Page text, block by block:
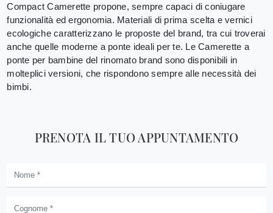
Compact Camerette propone, sempre capaci di coniugare
funzionalità ed ergonomia. Materiali di prima scelta e vernici
ecologiche caratterizzano le proposte del brand, tra cui troverai
anche quelle moderne a ponte ideali per te. Le Camerette a
ponte per bambine del rinomato brand sono disponibili in
molteplici versioni, che rispondono sempre alle necessità dei
bimbi.
PRENOTA IL TUO APPUNTAMENTO